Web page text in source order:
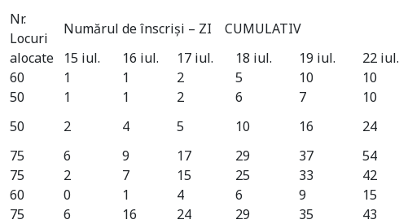
Nr.
Locuri
alocate
Numărul de înscrişi – ZI CUMULATIV
15 iul.
16 iul. 17 iul. 18 iul. 19 iul. 22 iul.
60 1 1 2 5 10 10
50 1 1 2 6 7 10
50 2 4 5 10 16 24
75 6 9 17 29 37 54
75 2 7 15 25 33 42
60 0 1 4 6 9 15
75 6 16 24 29 35 43